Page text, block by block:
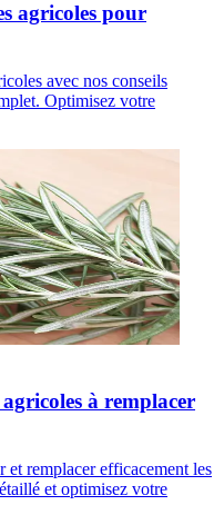
agricoles pour
avec nos conseils
Optimisez votre
à remplacer
remplacer efficacement les
et optimisez votre